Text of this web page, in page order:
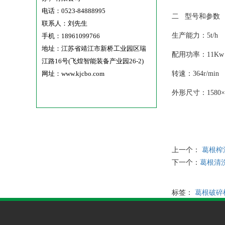
电话：0523-84888995
联系人：刘先生
手机：18961099766
地址：江苏省靖江市新桥工业园区瑞
江路16号(飞煌智能装备产业园26-2)
网址：www.kjcbo.com
二 型号和参数
生产能力：5t/h
配用功率：11Kw
转速：364r/min
外形尺寸：
上一个：
葛根榨
下一个： 葛根清
标签： 葛根破碎